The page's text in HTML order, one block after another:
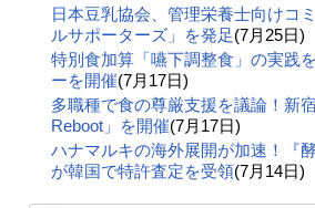
日本豆乳協会、管理栄養士向けコ
ルサポーターズ」を発足(7月25日)
特別食加算「嚥下調整食」の実践
ーを開催(7月17日)
多職種で食の尊厳支援を議論！新
Reboot」を開催(7月17日)
ハナマルキの海外展開が加速！『
が韓国で特許査定を受領(7月14日)